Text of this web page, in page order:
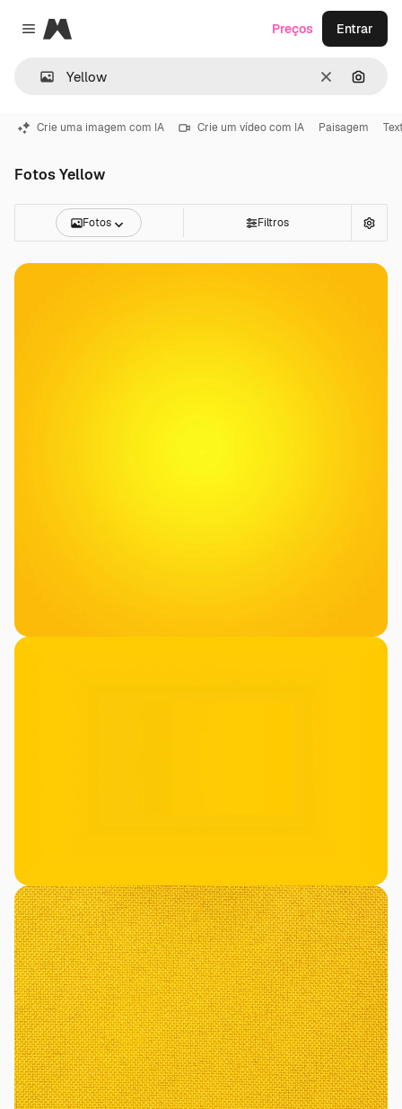
Close menu
Magnific
Limpar
Preços Entrar
Crie uma imagem com IA Crie um vídeo com IA Paisagem
Fotos Yellow
Fotos Filtros